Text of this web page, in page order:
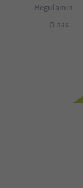
Regulamin
O nas